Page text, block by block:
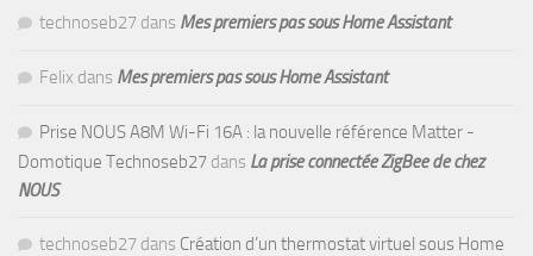
technoseb27 dans Mes premiers pas sous Home Assistant
Felix dans Mes premiers pas sous Home Assistant
Prise NOUS A8M Wi-Fi 16A : la nouvelle référence Matter -
Domotique Technoseb27 dans La prise connectée ZigBee de chez
NOUS
technoseb27 dans Création d’un thermostat virtuel sous Home